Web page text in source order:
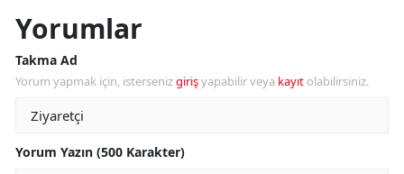
Yorumlar
Takma Ad
Yorum yapmak için, istersenizgirişyapabilir veya kayıt olabilirsiniz.
Yorum Yazın (500 Karakter)